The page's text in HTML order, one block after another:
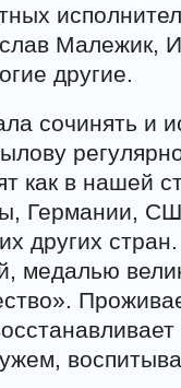
Малежик,
другие.
сочинять и
как в нашей
Германии,
других
медалью